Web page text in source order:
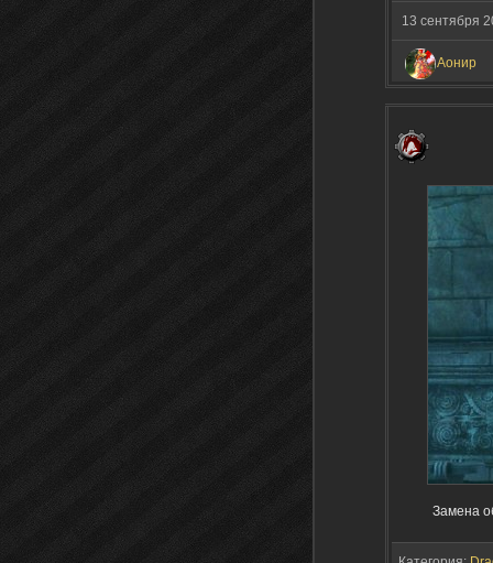
13 сентября
Аонир
Замена